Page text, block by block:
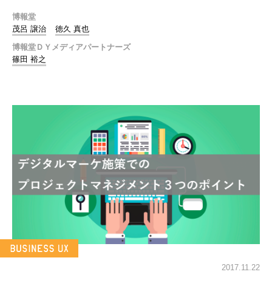
博報堂
茂呂 譲治
徳久 真也
博報堂ＤＹメディアパートナーズ
篠田 裕之
2017.11.22